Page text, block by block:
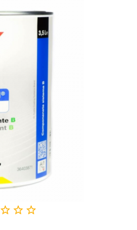
  